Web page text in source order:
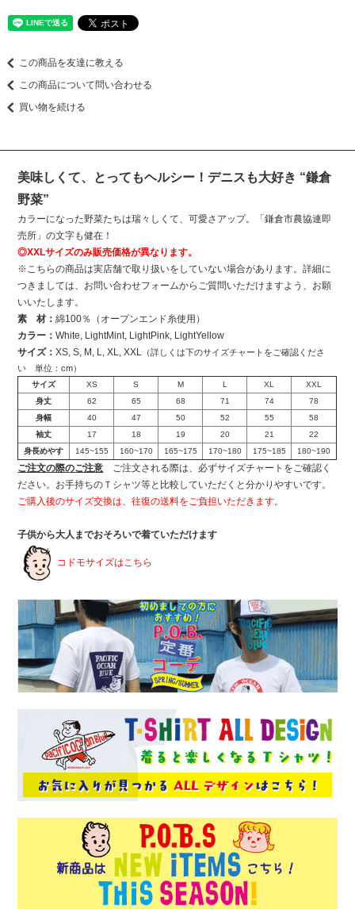
この商品を友達に教える
この商品について問い合わせる
買い物を続ける
美味しくて、とってもヘルシー！デニスも大好き “鎌倉
野菜”
カラーになった野菜たちは瑞々しくて、可愛さアップ。「鎌倉市農協連即
売所」の文字も健在！
◎XXLサイズのみ販売価格が異なります。
※こちらの商品は実店舗で取り扱いをしていない場合があります。詳細に
つきましては、お問い合わせフォームからご質問いただけますよう、お願
いいたします。
素 材：綿100％（オープンエンド糸使用）
カラー：White, LightMint, LightPink, LightYellow
サイズ：XS, S, M, L, XL, XXL
（詳しくは下のサイズチャートをご確認くださ
い 単位：cm）
サイズ XS S M L XL
XXL
身丈
62 65 68 71 74
78
身幅
40 47 50 52 55
58
袖丈
17 18 19 20 21
22
身長めやす
145~155 160~170 165~175 170~180 175~185 180~190
ご注文の際のご注意 ご注文される際は、必ずサイズチャートをご確認く
ださい。お手持ちのＴシャツ等と比較していただくと分かりやすいです。
ご購入後のサイズ交換は、往復の送料をご負担いただきます。
子供から大人までおそろいで着ていただけます
コドモサイズはこちら